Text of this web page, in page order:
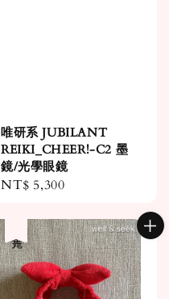
唯研系 JUBILANT
REIKI_CHEER!-C2 墨
鏡/光學眼鏡
Regular
NT$ 5,300